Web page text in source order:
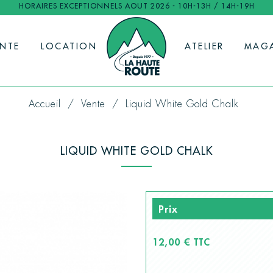
HORAIRES EXCEPTIONNELS AOUT 2026 - 10H-13H / 14H-19H
LOCATION ATELIER
Accueil Vente Liquid White Gold Chalk
LIQUID WHITE GOLD CHALK
Prix
12,00 € TTC